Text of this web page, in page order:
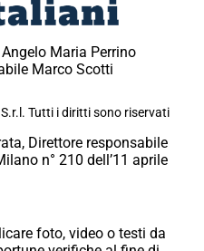
Maria Perrino
Marco Scotti
Tutti i diritti sono riservati
Direttore responsabile
n° 210 dell’11 aprile
foto, video o testi da